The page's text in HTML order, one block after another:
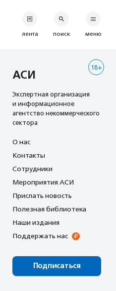
лента поиск меню
18+
АСИ
Экспертная организация
и информационное
агентство некоммерческого
сектора
О нас
Контакты
Сотрудники
Мероприятия АСИ
Прислать новость
Полезная библиотека
Наши издания
Поддержать нас
Подписаться